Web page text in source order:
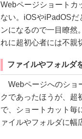
Webページショートカ
ない。iOSやiPadOSだ
ンになるので一目瞭然
れに超初心者には不親
ファイルやフォルダ
Webページへのショ
クであったほうが、
で、ショートカット毎
ァイルやフォルダに幅